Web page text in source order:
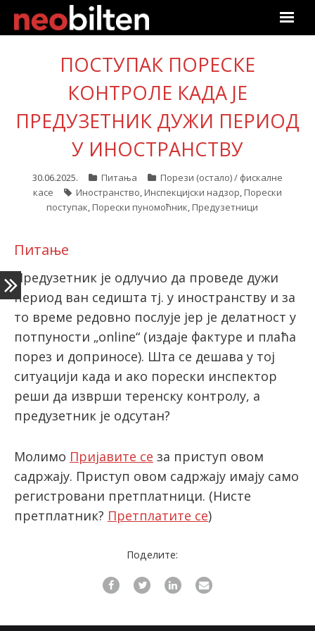
Почетна
Претрага
Актуелно
Подаци
Линкови
Претплата
Пријава
latinica
ПОСТУПАК ПОРЕСКЕ
КОНТРОЛЕ КАДА ЈЕ
ПРЕДУЗЕТНИК ДУЖИ ПЕРИОД
У ИНОСТРАНСТВУ
30.06.2025. Питања
Порези (остало) / фискалне
касе
Иностранство, Инспекцијски надзор, Порески
поступак, Порески пуномоћник, Предузетници
Питање
Предузетник је одлучио да проведе дужи
период ван седишта тј. у иностранству и за
то време редовно послује јер је делатност у
потпуности „online“ (издаје фактуре и плаћа
порез и доприносе). Шта се дешава у тој
ситуацији када и ако порески инспектор
реши да изврши теренску контролу, а
предузетник је одсутан?
Молимо Пријавите се за приступ овом
садржају. Приступ овом садржају имају само
регистровани претплатници. (Нисте
претплатник? Претплатите се)
Поделите: